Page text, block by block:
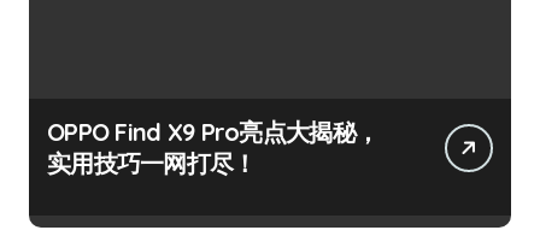
OPPO Find X9 Pro亮点大揭秘，
实用技巧一网打尽！